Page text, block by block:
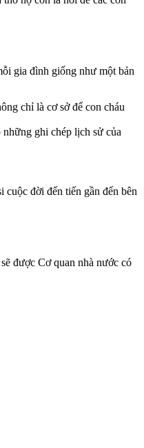
gia đình giống như một bản
chỉ là cơ sở để con cháu
ghi chép lịch sử của
đời đến tiến gần đến bên
được Cơ quan nhà nước có